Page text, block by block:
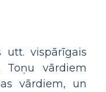
utt. vispārīgais
Toņu vārdiem
vārdiem, un